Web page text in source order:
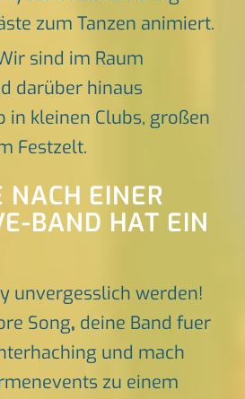
zum Tanzen animiert.
sind im Raum
darüber hinaus
in kleinen Clubs, großen
Festzelt.
NACH EINER
BAND HAT EIN
unvergesslich werden!
Song, deine Band fuer
und mach
zu einem